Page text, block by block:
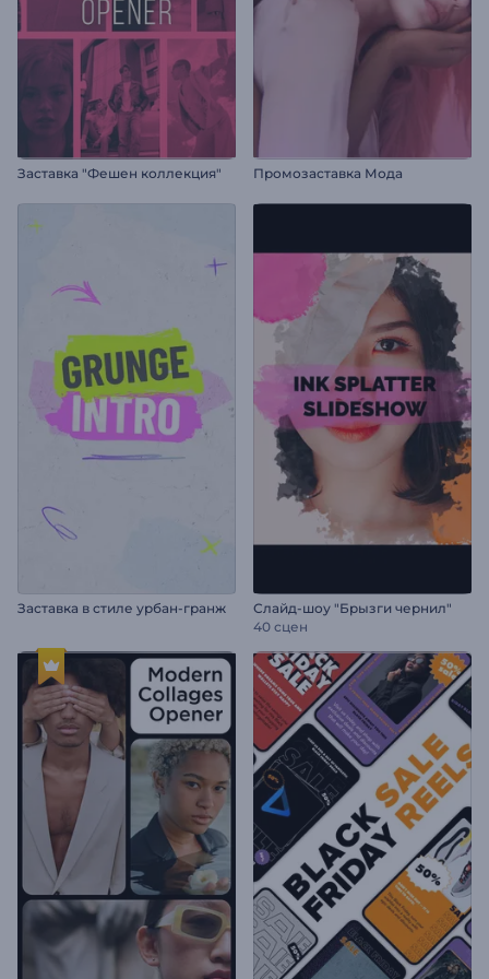
Заставка "Фешен коллекция" Промозаставка Мода
Заставка в стиле урбан-гранж
Слайд-шоу "Брызги чернил"
40 сцен